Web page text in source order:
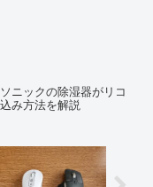
ニックの除湿器がリコ
み方法を解説